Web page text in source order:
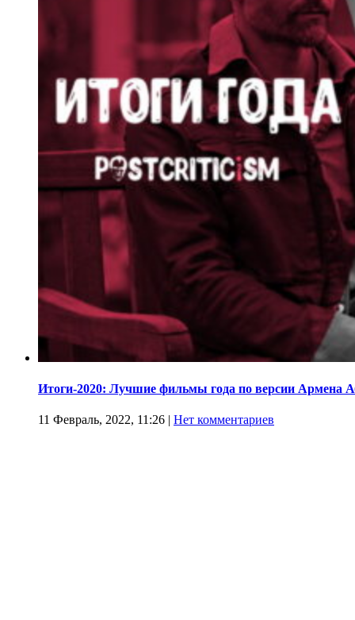
Итоги-2020: Лучшие фильмы года по версии Армена
11 Февраль, 2022, 11:26 | Нет комментариев